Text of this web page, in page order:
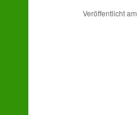
Inhalt
Veröffentlicht